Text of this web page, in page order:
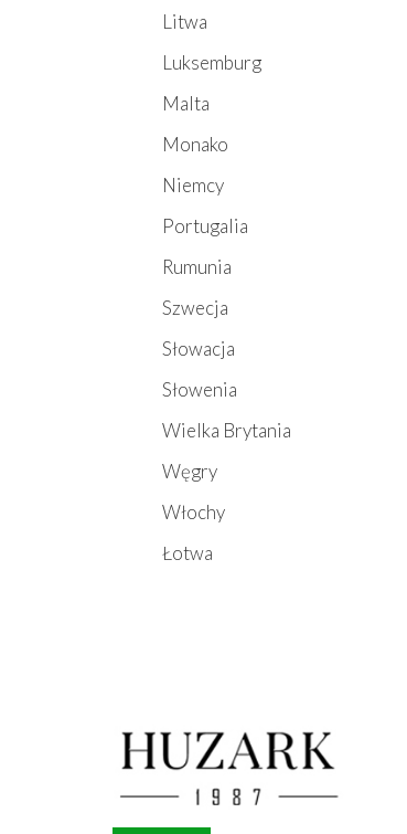
Litwa
Luksemburg
Malta
Monako
Niemcy
Portugalia
Rumunia
Szwecja
Słowacja
Słowenia
Wielka Brytania
Węgry
Włochy
Łotwa